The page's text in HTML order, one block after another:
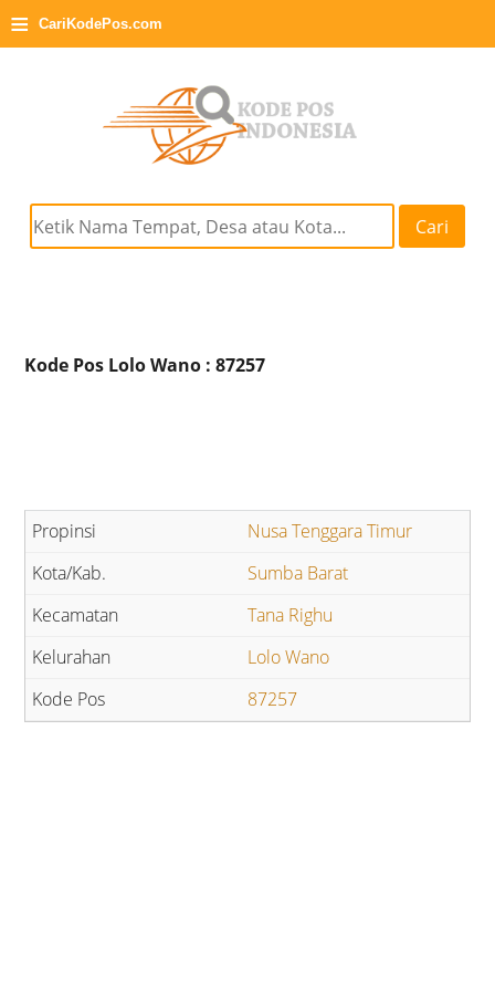
≡ CariKodePos.com
Cari
Kode Pos Lolo Wano : 87257
Nusa Tenggara Timur
Sumba Barat
Tana Righu
Lolo Wano
87257